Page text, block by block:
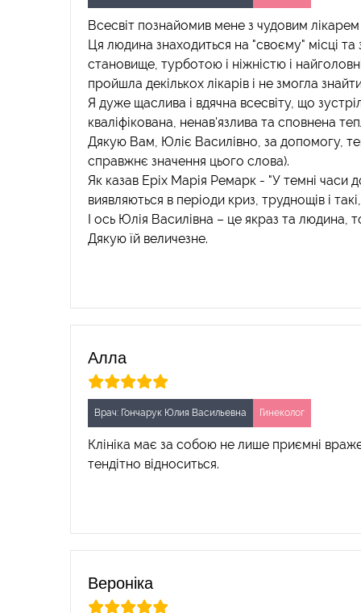
Всесвіт познайомив мене з чудовим
Ця людина знаходиться на "своєму" місці
становище, турботою і ніжністю і
пройшла декількох лікарів і не змогла
Я дуже щаслива і вдячна всесвіту, що
кваліфікована, ненав'язлива та сповнена
Дякую Вам, Юліє Василівно, за допомогу,
справжнє значення цього слова).
Як казав Еріх Марія Ремарк - "У темні часи
виявляються в періоди криз, труднощів і
І ось Юлія Василівна – це якраз та людина,
Дякую їй величезне.
Алла
Врач: Гончарук Юлия Васильевна Гинеколог
Клініка має за собою не лише приємні
тендітно відноситься.
Вероніка